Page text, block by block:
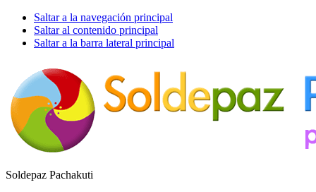
Saltar a la navegación principal
Saltar al contenido principal
Saltar a la barra lateral principal
Soldepaz Pachakuti